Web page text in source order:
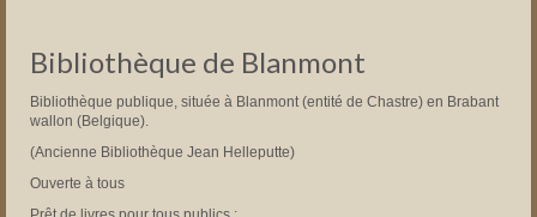
Bibliothèque de Blanmont
Bibliothèque publique, située à Blanmont (entité de Chastre) en Brabant
wallon (Belgique).
(Ancienne Bibliothèque Jean Helleputte)
Ouverte à tous